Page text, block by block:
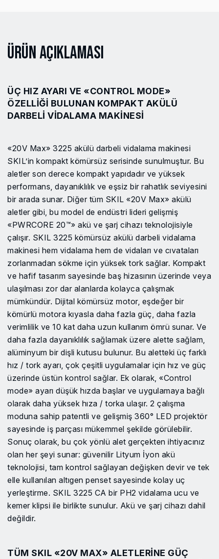
Ürün Açıklaması
ÜÇ HIZ AYARI VE «CONTROL MODE»
ÖZELLIĞI BULUNAN KOMPAKT AKÜLÜ
DARBELI VIDALAMA MAKINESI
«20V Max» 3225 akülü darbeli vidalama makinesi
SKIL’in kompakt kömürsüz serisinde sunulmuştur. Bu
aletler son derece kompakt yapıdadır ve yüksek
performans, dayanıklılık ve eşsiz bir rahatlık seviyesini
bir arada sunar. Diğer tüm SKIL «20V Max» akülü
aletler gibi, bu model de endüstri lideri gelişmiş
«PWRCORE 20™» akü ve şarj cihazı teknolojisiyle
çalışır. SKIL 3225 kömürsüz akülü darbeli vidalama
makinesi hem vidalama hem de vidaları ve cıvataları
zorlanmadan sökme için yüksek tork sağlar. Kompakt
ve hafif tasarım sayesinde baş hizasının üzerinde veya
ulaşılması zor dar alanlarda kolayca çalışmak
mümkündür. Dijital kömürsüz motor, eşdeğer bir
kömürlü motora kıyasla daha fazla güç, daha fazla
verimlilik ve 10 kat daha uzun kullanım ömrü sunar. Ve
daha fazla dayanıklılık sağlamak üzere alette sağlam,
alüminyum bir dişli kutusu bulunur. Bu aletteki üç farklı
hız / tork ayarı, çok çeşitli uygulamalar için hız ve güç
üzerinde üstün kontrol sağlar. Ek olarak, «Control
mode» ayarı düşük hızda başlar ve uygulamaya bağlı
olarak daha yüksek hıza / torka ulaşır. 2 çalışma
moduna sahip patentli ve gelişmiş 360° LED projektör
sayesinde iş parçası mükemmel şekilde görülebilir.
Sonuç olarak, bu çok yönlü alet gerçekten ihtiyacınız
olan her şeyi sunar: güvenilir Lityum İyon akü
teknolojisi, tam kontrol sağlayan değişken devir ve tek
elle kullanılan altıgen penset sayesinde kolay uç
yerleştirme. SKIL 3225 CA bir PH2 vidalama ucu ve
kemer klipsi ile birlikte sunulur. Akü ve şarj cihazı dahil
değildir.
TÜM SKIL «20V MAX» ALETLERINE GÜÇ